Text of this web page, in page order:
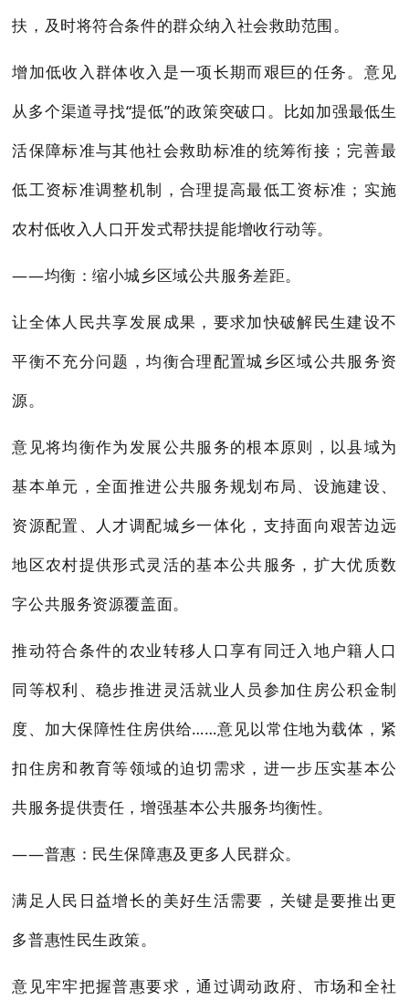
扶，及时将符合条件的群众纳入社会救助范围。
增加低收入群体收入是一项长期而艰巨的任务。意见
从多个渠道寻找“提低”的政策突破口。比如加强最低生
活保障标准与其他社会救助标准的统筹衔接；完善最
低工资标准调整机制，合理提高最低工资标准；实施
农村低收入人口开发式帮扶提能增收行动等。
——均衡：缩小城乡区域公共服务差距。
让全体人民共享发展成果，要求加快破解民生建设不
平衡不充分问题，均衡合理配置城乡区域公共服务资
源。
意见将均衡作为发展公共服务的根本原则，以县域为
基本单元，全面推进公共服务规划布局、设施建设、
资源配置、人才调配城乡一体化，支持面向艰苦边远
地区农村提供形式灵活的基本公共服务，扩大优质数
字公共服务资源覆盖面。
推动符合条件的农业转移人口享有同迁入地户籍人口
同等权利、稳步推进灵活就业人员参加住房公积金制
度、加大保障性住房供给……意见以常住地为载体，紧
扣住房和教育等领域的迫切需求，进一步压实基本公
共服务提供责任，增强基本公共服务均衡性。
——普惠：民生保障惠及更多人民群众。
满足人民日益增长的美好生活需要，关键是要推出更
多普惠性民生政策。
意见牢牢把握普惠要求，通过调动政府、市场和全社